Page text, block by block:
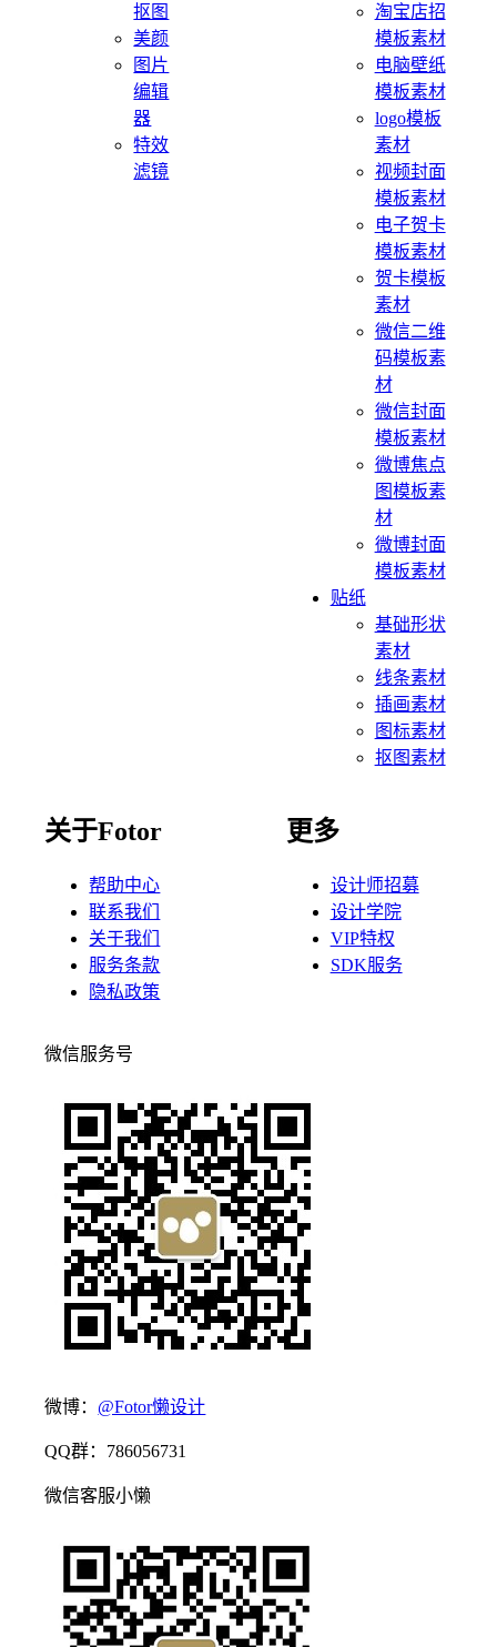
抠图
美颜
图片
编辑
器
特效
滤镜
淘宝店招
模板素材
电脑壁纸
模板素材
logo模板
素材
视频封面
模板素材
电子贺卡
模板素材
贺卡模板
素材
微信二维
码模板素
材
微信封面
模板素材
微博焦点
图模板素
材
微博封面
模板素材
贴纸
基础形状
素材
线条素材
插画素材
图标素材
抠图素材
关于Fotor
帮助中心
联系我们
关于我们
服务条款
隐私政策
更多
设计师招募
设计学院
VIP特权
SDK服务
微信服务号
微博： @Fotor懒设计
QQ群：786056731
微信客服小懒